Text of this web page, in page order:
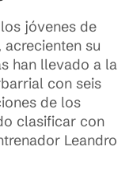
jóvenes de
acrecienten su
han llevado a la
con seis
de los
clasificar con
Leandro